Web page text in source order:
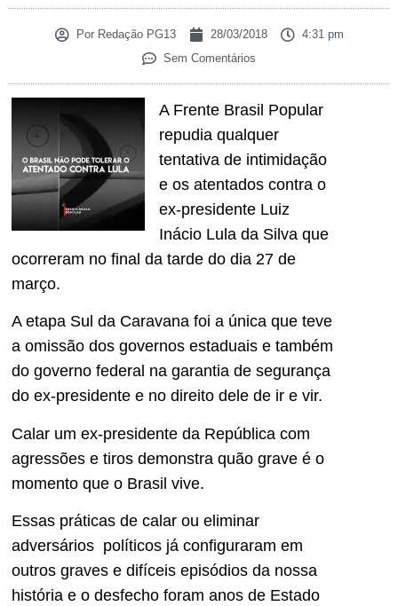
PorRedação PG13 28/03/2018
4:31 pm
Sem Comentários
A Frente Brasil Popular
repudia qualquer
tentativa de intimidação
e os atentados contra o
ex-presidente Luiz
Inácio Lula da Silva que
ocorreram no final da tarde do dia 27 de
março.
A etapa Sul da Caravana foi a única que teve
a omissão dos governos estaduais e também
do governo federal na garantia de segurança
do ex-presidente e no direito dele de ir e vir.
Calar um ex-presidente da República com
agressões e tiros demonstra quão grave é o
momento que o Brasil vive.
Essas práticas de calar ou eliminar
adversários políticos já configuraram em
outros graves e difíceis episódios da nossa
história e o desfecho foram anos de Estado